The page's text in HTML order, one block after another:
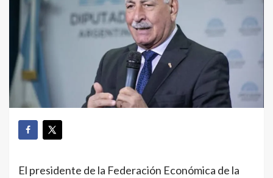
El presidente de la Federación Económica de la